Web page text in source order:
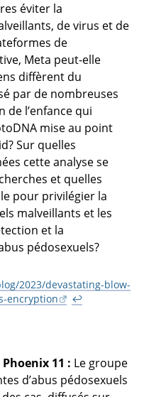
éviter la
de virus et de
de
Meta peut-elle
diffèrent du
par de nombreuses
l’enfance qui
mise au point
Sur quelles
cette analyse se
et quelles
pour privilégier la
malveillants et les
et la
pédosexuels?
2023/devastating-blow-
encryption
↩
11 : Le groupe
d’abus pédosexuels